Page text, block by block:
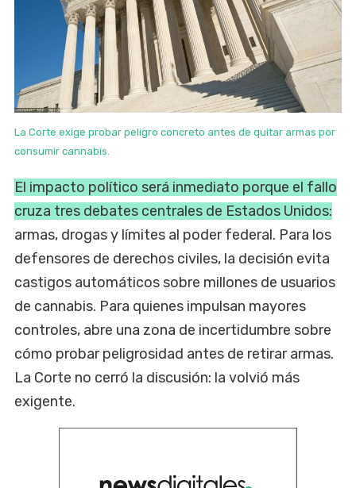
La Corte exige probar peligro concreto antes de quitar armas por
consumir cannabis.
El impacto político será inmediato porque el fallo
cruza tres debates centrales de Estados Unidos:
armas, drogas y límites al poder federal. Para los
defensores de derechos civiles, la decisión evita
castigos automáticos sobre millones de usuarios
de cannabis. Para quienes impulsan mayores
controles, abre una zona de incertidumbre sobre
cómo probar peligrosidad antes de retirar armas.
La Corte no cerró la discusión: la volvió más
exigente.